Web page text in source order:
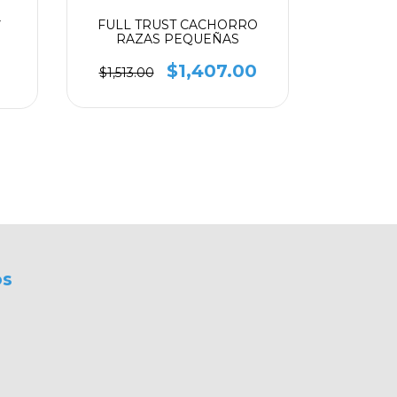
FULL TRUST CACHORRO
RAZAS PEQUEÑAS
$1,513.00 $1,407.00